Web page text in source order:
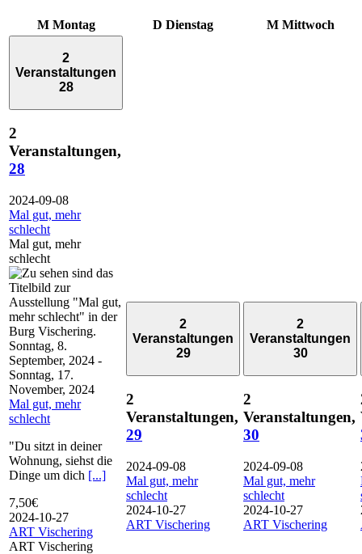
M Montag D Dienstag M Mittwoch
2
Veranstaltungen
28
2
Veranstaltungen,
28
2024-09-08
Mal gut, mehr
schlecht
Mal gut, mehr
schlecht
Sonntag, 8.
September, 2024 -
Sonntag, 17.
November, 2024
Mal gut, mehr
schlecht
"Du sitzt in deiner
Wohnung, siehst die
Dinge um dich [...]
7,50€
2024-10-27
ART Vischering
ART Vischering
2
Veranstaltungen
29
2
Veranstaltungen,
29
2024-09-08
Mal gut, mehr
schlecht
2024-10-27
ART Vischering
2
Veranstaltungen
30
2
Veranstaltungen,
30
2024-09-08
Mal gut, mehr
schlecht
2024-10-27
ART Vischering